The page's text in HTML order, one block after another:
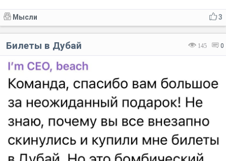
3
Мысли
145 0
Билеты в Дубай